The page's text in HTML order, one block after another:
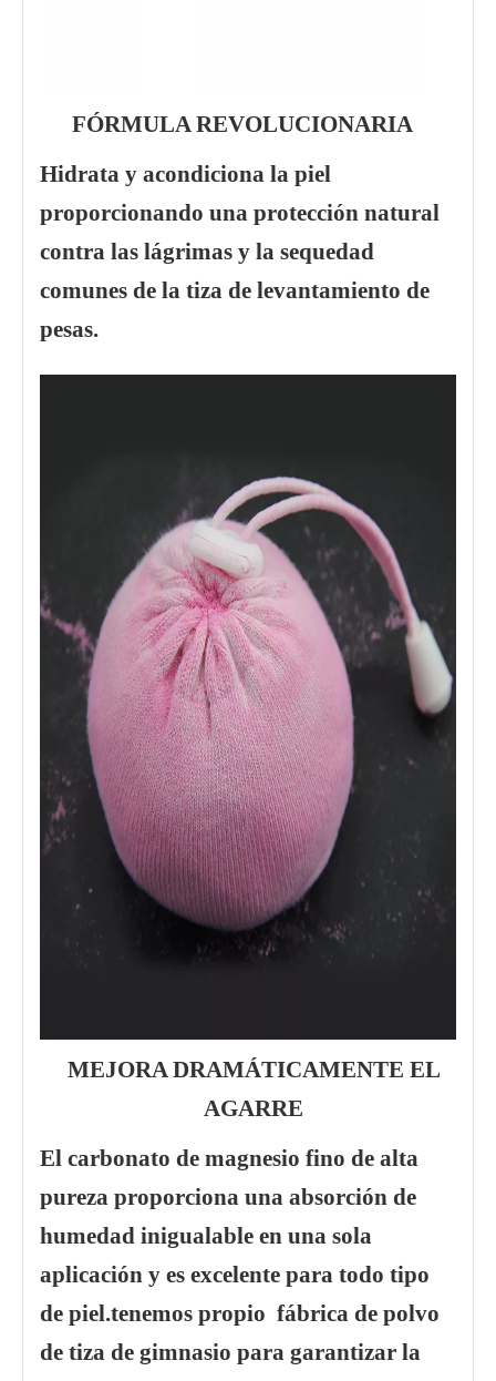
FÓRMULA REVOLUCIONARIA
Hidrata y acondiciona la piel
proporcionando una protección natural
contra las lágrimas y la sequedad
comunes de la tiza de levantamiento de
pesas.
MEJORA DRAMÁTICAMENTE EL
AGARRE
El carbonato de magnesio fino de alta
pureza proporciona una absorción de
humedad inigualable en una sola
aplicación y es excelente para todo tipo
de piel.tenemos propio fábrica de polvo
de tiza de gimnasio para garantizar la